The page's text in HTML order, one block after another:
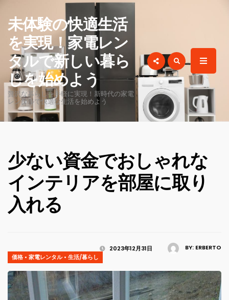
未体験の快適生活
を実現！家電レン
タルで新しい暮ら
しを始めよう
贅沢な暮らしを手軽に実現！新時代の家電
レンタルで快適な生活を始めよう
少ない資金でおしゃれな
インテリアを部屋に取り
入れる
BY: ERBERTO
2023年12月31日
価格 • 家電レンタル• 生活/暮らし